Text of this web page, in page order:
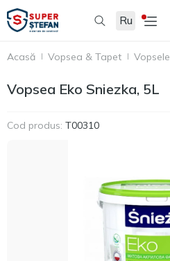
Ru
Acasă Vopsea & Tapet Vopsele
Vopsea Eko Sniezka, 5L
Cod produs: T00310